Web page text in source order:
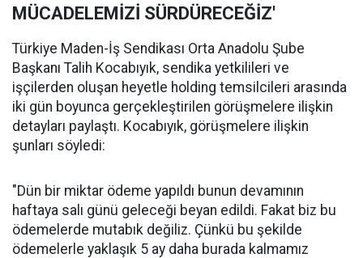
MÜCADELEMİZİ SÜRDÜRECEĞİZ'
Türkiye Maden-İş Sendikası Orta Anadolu Şube
Başkanı Talih Kocabıyık, sendika yetkilileri ve
işçilerden oluşan heyetle holding temsilcileri arasında
iki gün boyunca gerçekleştirilen görüşmelere ilişkin
detayları paylaştı. Kocabıyık, görüşmelere ilişkin
şunları söyledi:
"Dün bir miktar ödeme yapıldı bunun devamının
haftaya salı günü geleceği beyan edildi. Fakat biz bu
ödemelerde mutabık değiliz. Çünkü bu şekilde
ödemelerle yaklaşık 5 ay daha burada kalmamız